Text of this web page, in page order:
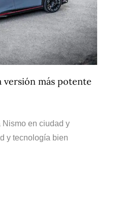
versión más potente
Nismo en ciudad y
y tecnología bien